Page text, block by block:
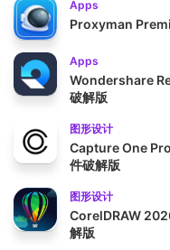
Apps
Proxyman
Apps
Wondershare
破解版
图形设计
Capture One
件破解版
图形设计
CorelDRAW
解版